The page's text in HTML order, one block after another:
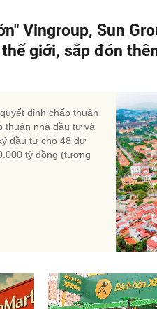
Vingroup, Sun
giới, sắp đón
định chấp thuận
thuận nhà đầu tư và
đầu tư cho 48 dự
tỷ đồng (tương